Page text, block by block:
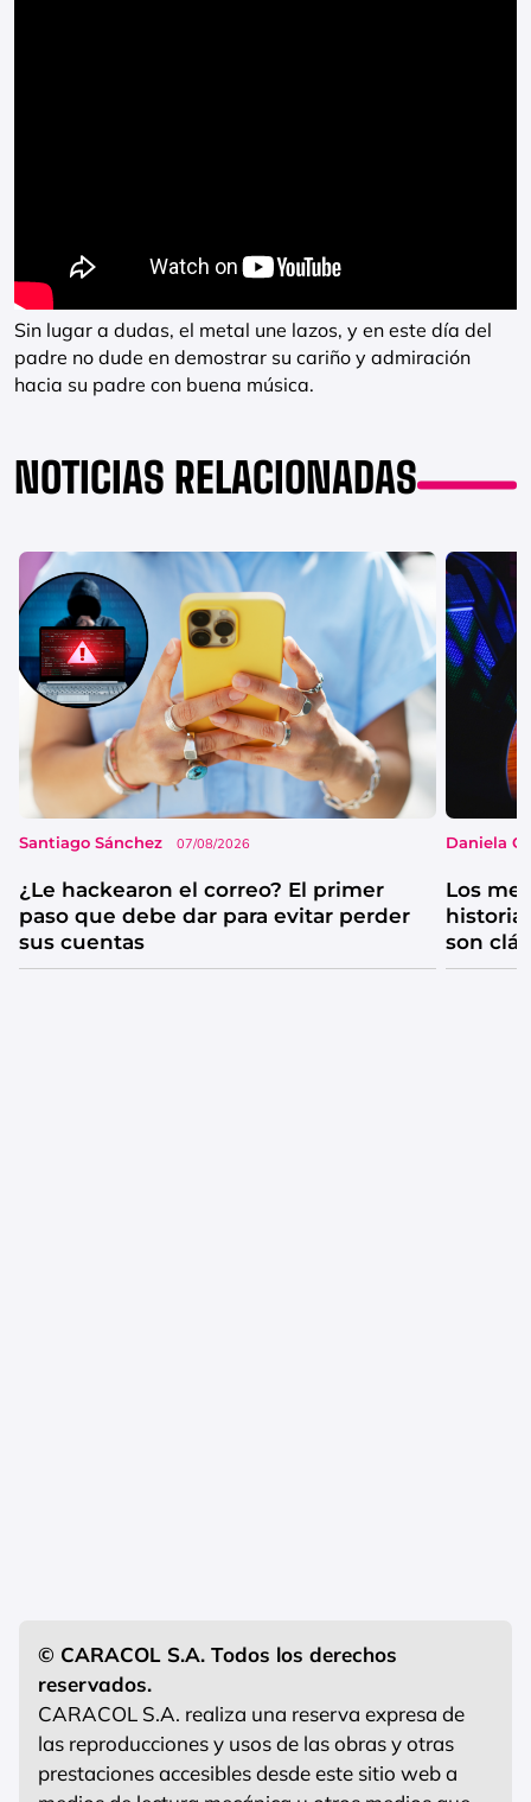
Sin lugar a dudas, el metal une lazos, y en este día del
padre no dude en demostrar su cariño y admiración
hacia su padre con buena música.
NOTICIAS RELACIONADAS
Santiago Sánchez 07/08/2026
¿Le hackearon el correo? El primer
paso que debe dar para evitar perder
sus cuentas
Daniela
Los
historia
son
© CARACOL S.A. Todos los derechos
reservados.
CARACOL S.A. realiza una reserva expresa de
las reproducciones y usos de las obras y otras
prestaciones accesibles desde este sitio web a